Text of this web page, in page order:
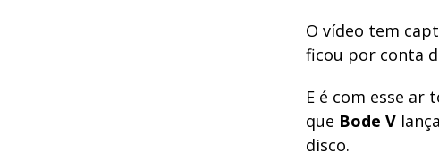
O vídeo tem
ficou por conta
E é com esse ar
que Bode V
disco.